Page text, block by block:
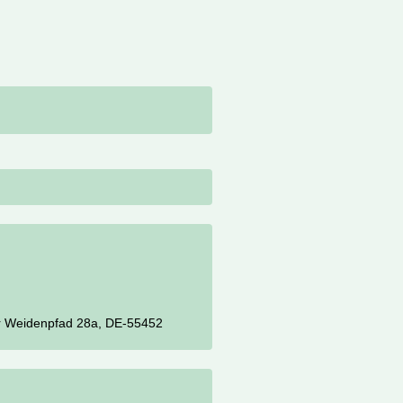
28a, DE-55452